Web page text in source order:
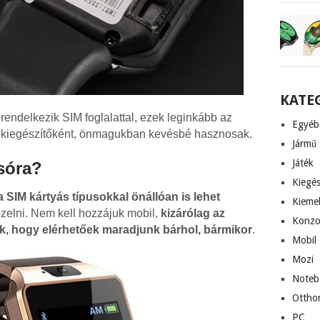
SIM foglalattal, ezek leginkább az
önmagukban kevésbé hasznosak.
SIM kártyás típusokkal önállóan is lehet
Nem kell hozzájuk mobil, kizárólag az
hogy elérhetőek maradjunk bárhol, bármikor.
Egyéb
Jármű
Játék
Mobil
Mozi
PC